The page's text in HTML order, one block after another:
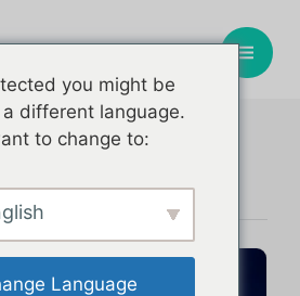
Terapias
you might be
different language.
to change to:
Language